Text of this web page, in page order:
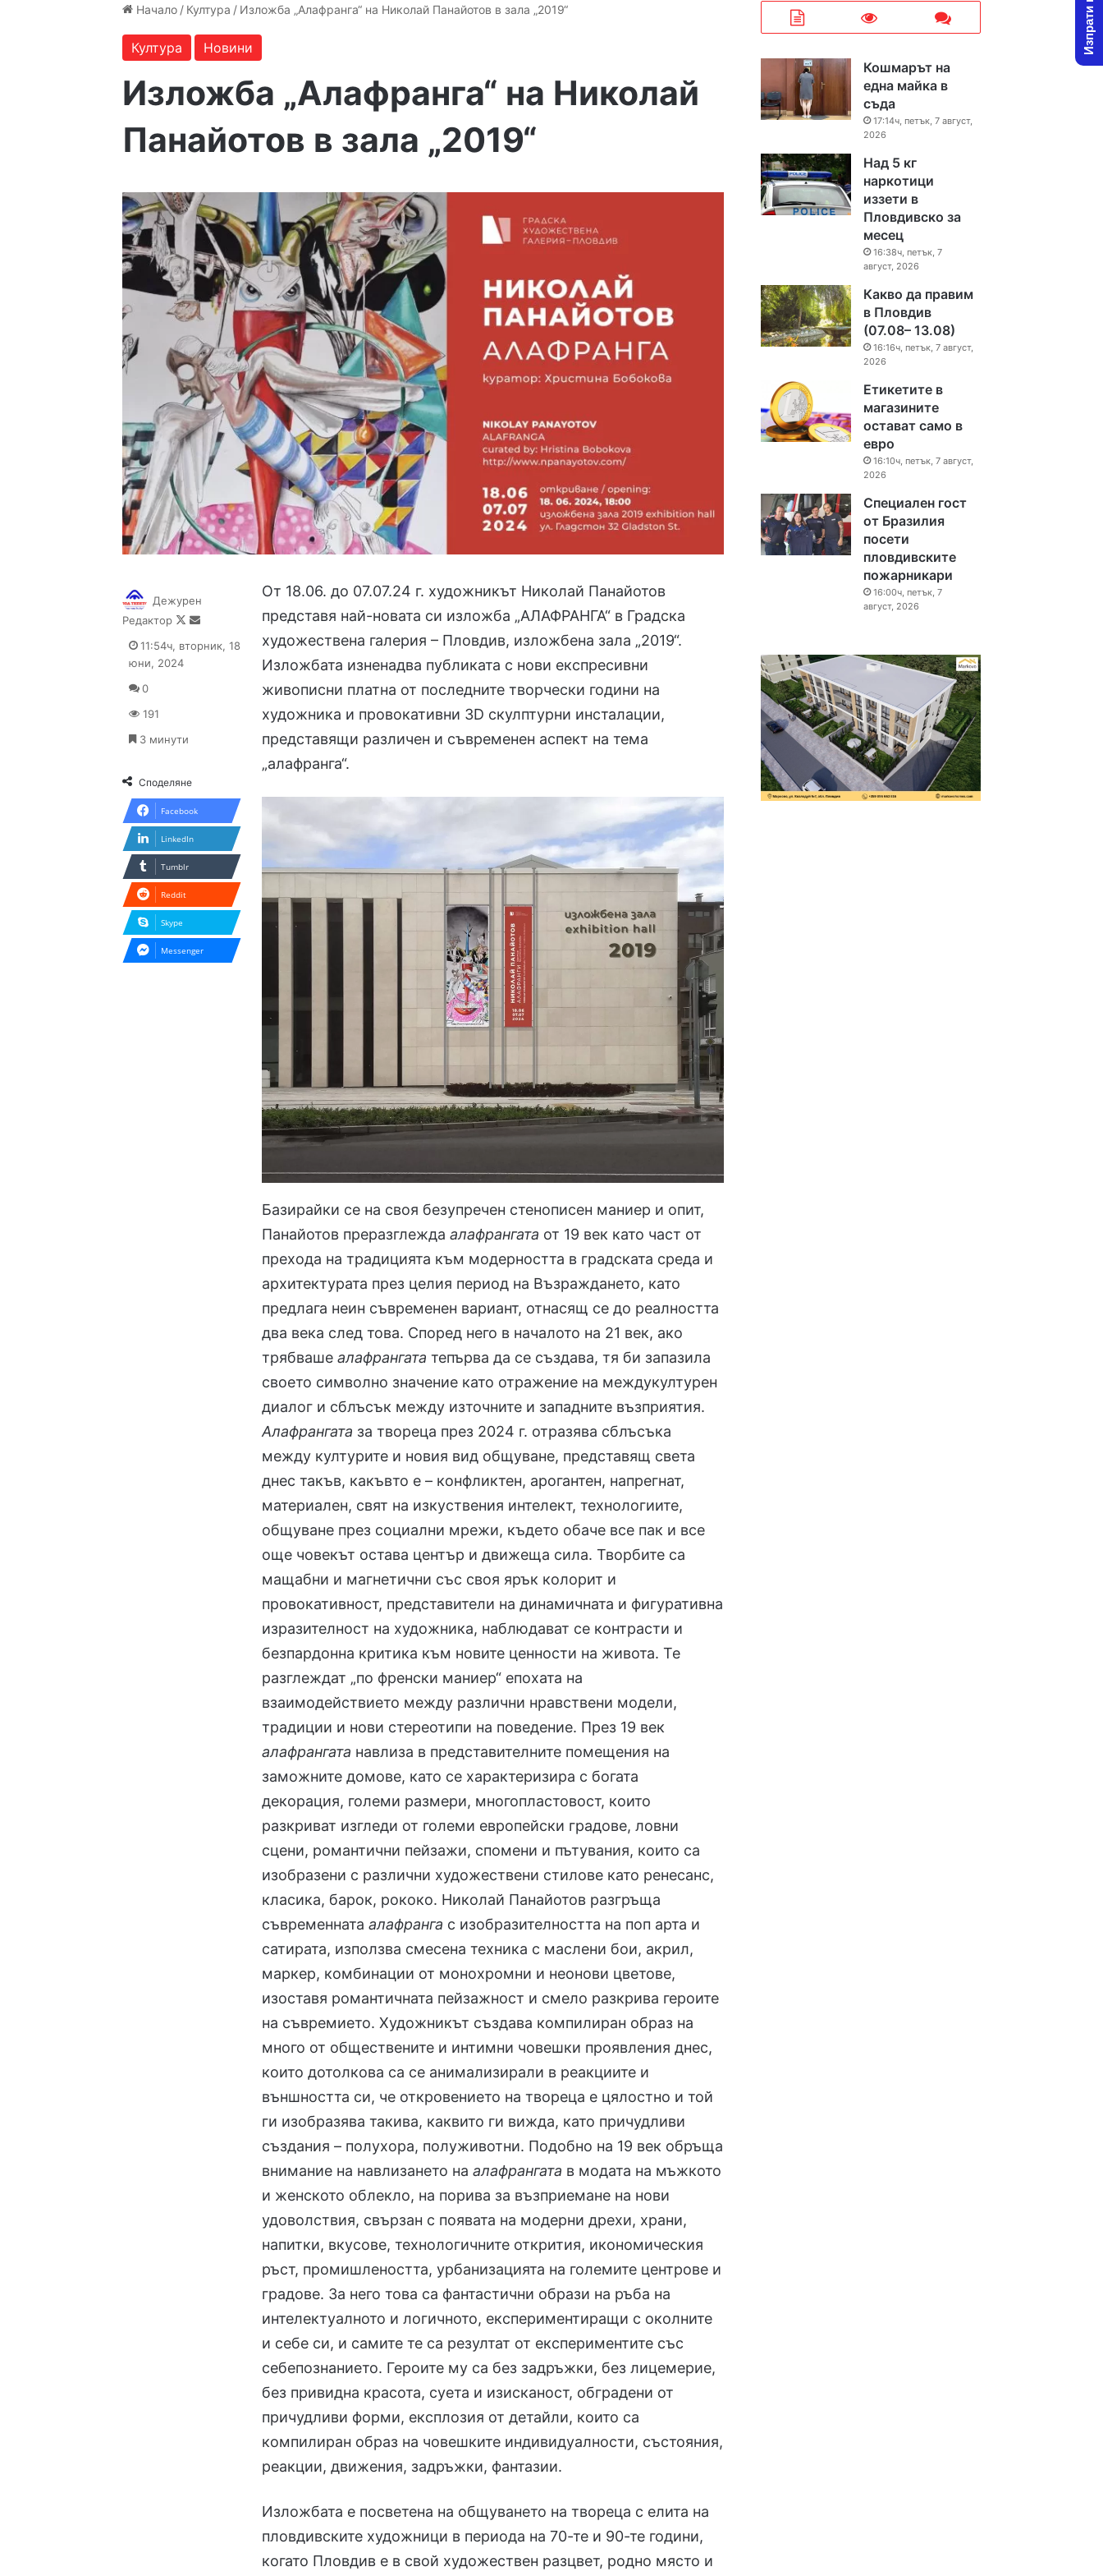
Начало / Култура / Изложба „Алафранга“ на Николай Панайотов в зала „2019“
Култура Новини
Изложба „Алафранга“ на Николай
Панайотов в зала „2019“
От 18.06. до 07.07.24 г. художникът Николай Панайотов
представя най-новата си изложба „АЛАФРАНГА“ в Градска
художествена галерия – Пловдив, изложбена зала „2019“.
Изложбата изненадва публиката с нови експресивни
живописни платна от последните творчески години на
художника и провокативни 3D скулптурни инсталации,
представящи различен и съвременен аспект на тема
„алафранга“.
Базирайки се на своя безупречен стенописен маниер и опит,
Панайотов преразглеждаалафрангата от 19 век като част от
прехода на традицията към модерността в градската среда и
архитектурата през целия период на Възраждането, като
предлага неин съвременен вариант, отнасящ се до реалността
два века след това. Според него в началото на 21 век, ако
трябвашеалафрангата тепърва да се създава, тя би запазила
своето символно значение като отражение на междукултурен
диалог и сблъсък между източните и западните възприятия.
Алафрангата за твореца през 2024 г. отразява сблъсъка
между културите и новия вид общуване, представящ света
днес такъв, какъвто е – конфликтен, арогантен, напрегнат,
материален, свят на изкуствения интелект, технологиите,
общуване през социални мрежи, където обаче все пак и все
още човекът остава център и движеща сила. Творбите са
мащабни и магнетични със своя ярък колорит и
провокативност, представители на динамичната и фигуративна
изразителност на художника, наблюдават се контрасти и
безпардонна критика към новите ценности на живота. Те
разглеждат „по френски маниер“ епохата на
взаимодействието между различни нравствени модели,
традиции и нови стереотипи на поведение. През 19 век
алафрангата навлиза в представителните помещения на
заможните домове, като се характеризира с богата
декорация, големи размери, многопластовост, които
разкриват изгледи от големи европейски градове, ловни
сцени, романтични пейзажи, спомени и пътувания, които са
изобразени с различни художествени стилове като ренесанс,
класика, барок, рококо. Николай Панайотов разгръща
съвременнатаалафранга с изобразителността на поп арта и
сатирата, използва смесена техника с маслени бои, акрил,
маркер, комбинации от монохромни и неонови цветове,
изоставя романтичната пейзажност и смело разкрива героите
на съвремието. Художникът създава компилиран образ на
много от обществените и интимни човешки проявления днес,
които дотолкова са се анимализирали в реакциите и
външността си, че откровението на твореца е цялостно и той
ги изобразява такива, каквито ги вижда, като причудливи
създания – полухора, полуживотни. Подобно на 19 век обръща
внимание на навлизането наалафрангата в модата на мъжкото
и женското облекло, на порива за възприемане на нови
удоволствия, свързан с появата на модерни дрехи, храни,
напитки, вкусове, технологичните открития, икономическия
ръст, промишлеността, урбанизацията на големите центрове и
градове. За него това са фантастични образи на ръба на
интелектуалното и логичното, експериментиращи с околните
и себе си, и самите те са резултат от експериментите със
себепознанието. Героите му са без задръжки, без лицемерие,
без привидна красота, суета и изисканост, обградени от
причудливи форми, експлозия от детайли, които са
компилиран образ на човешките индивидуалности, състояния,
реакции, движения, задръжки, фантазии.
Изложбата е посветена на общуването на твореца с елита на
пловдивските художници в периода на 70-те и 90-те години,
когато Пловдив е в свой художествен разцвет, родно място и
Дежурен
Редактор
Follow
X
Send
email
11:54ч, вторник, 18
юни, 2024
0
191
3 минути
Споделяне
Facebook
LinkedIn
Tumblr
Reddit
Skype
Messenger
Кошмарът на
една майка в
съда
17:14ч, петък, 7 август,
2026
Над 5 кг
наркотици
иззети в
Пловдивско за
месец
16:38ч, петък, 7
август, 2026
Какво да правим
в Пловдив
(07.08– 13.08)
16:16ч, петък, 7 август,
2026
Етикетите в
магазините
остават само в
евро
16:10ч, петък, 7 август,
2026
Специален гост
от Бразилия
посети
пловдивските
пожарникари
16:00ч, петък, 7
август, 2026